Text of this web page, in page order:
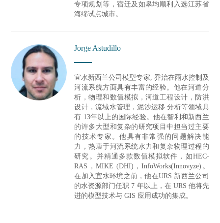
专项规划等，宿迁及如皋均顺利入选江苏省
海绵试点城市。
Jorge Astudillo
宜水新西兰公司模型专家, 乔治在雨水控制及
河流系统方面具有丰富的经验。他在河道分
析，物理和数值模拟，河道工程设计，防洪
设计，流域水管理，泥沙运移 分析等领域具
有 13年以上的国际经验。他在智利和新西兰
的许多大型和复杂的研究项目中担当过主要
的技术专家。他具有非常强的问题解决能
力，热衷于河流系统水力和复杂物理过程的
研究。并精通多款数值模拟软件，如HEC-
RAS，MIKE (DHI)，InfoWorks(Innovyze)。
在加入宜水环境之前，他在URS 新西兰公司
的水资源部门任职 7 年以上，在 URS 他将先
进的模型技术与 GIS 应用成功的集成。